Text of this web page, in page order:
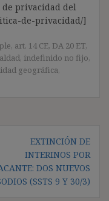
privacidad del
de-privacidad/]
, art. 14 CE, DA 20 ET,
, indefinido no fijo,
geográfica,
EXTINCIÓN DE
INTERINOS POR
DOS NUEVOS
(SSTS 9 Y 30/3)